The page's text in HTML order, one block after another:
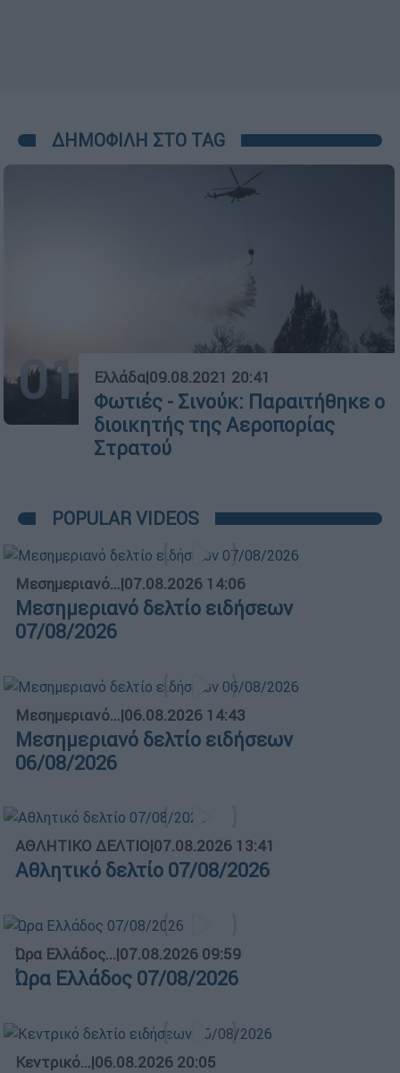
ΔΗΜΟΦΙΛΗ ΣΤΟ TAG
01 Ελλάδα|09.08.2021 20:41
Φωτιές - Σινούκ: Παραιτήθηκε ο
διοικητής της Αεροπορίας
Στρατού
POPULAR VIDEOS
Μεσημεριανό...|07.08.2026 14:06
Μεσημεριανό δελτίο ειδήσεων
07/08/2026
Μεσημεριανό...|06.08.2026 14:43
Μεσημεριανό δελτίο ειδήσεων
06/08/2026
ΑΘΛΗΤΙΚΟ ΔΕΛΤΙΟ|07.08.2026 13:41
Αθλητικό δελτίο 07/08/2026
Ώρα Ελλάδος...|07.08.2026 09:59
Ώρα Ελλάδος 07/08/2026
Κεντρικό...|06.08.2026 20:05